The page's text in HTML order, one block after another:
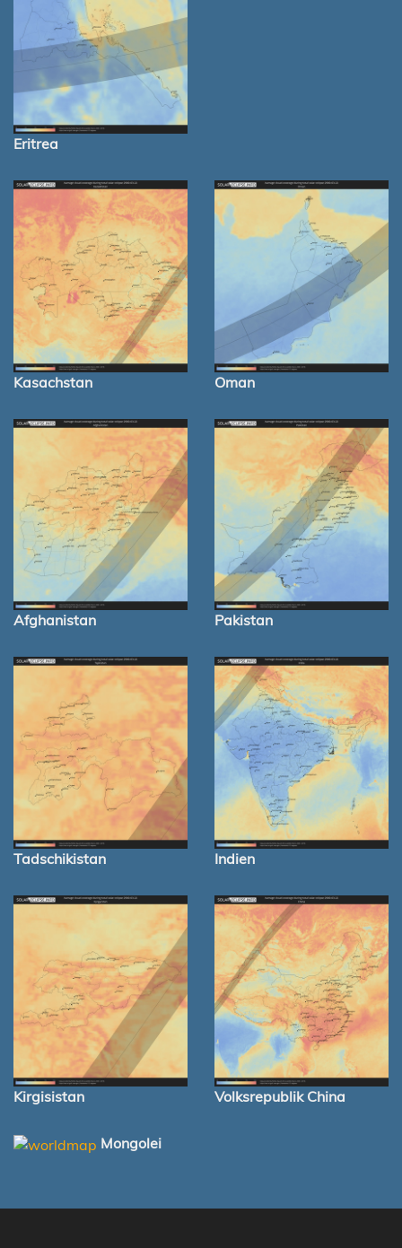
Eritrea
Kasachstan Oman
Afghanistan Pakistan
Tadschikistan Indien
Kirgisistan Volksrepublik China
Mongolei